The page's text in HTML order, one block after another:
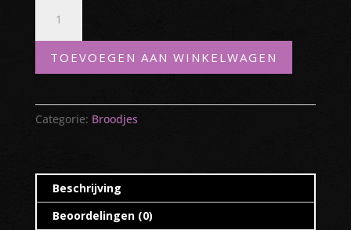
Beenham
aantal
TOEVOEGEN AAN WINKELWAGEN
Categorie: Broodjes
Beschrijving
Beoordelingen (0)